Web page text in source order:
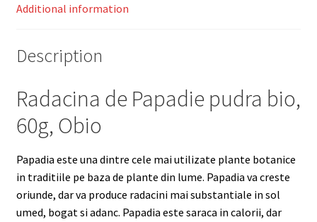
Additional information
Description
Radacina de Papadie pudra bio,
60g, Obio
Papadia este una dintre cele mai utilizate plante botanice
in traditiile pe baza de plante din lume. Papadia va creste
oriunde, dar va produce radacini mai substantiale in sol
umed, bogat si adanc. Papadia este saraca in calorii, dar